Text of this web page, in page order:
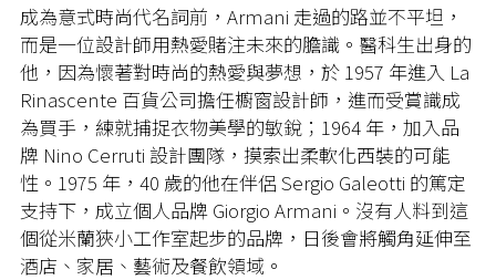
成為意式時尚代名詞前，Armani 走過的路並不平坦，
而是一位設計師用熱愛賭注未來的膽識。醫科生出身的
他，因為懷著對時尚的熱愛與夢想，於 1957 年進入 La
Rinascente 百貨公司擔任櫥窗設計師，進而受賞識成
為買手，練就捕捉衣物美學的敏銳；1964 年，加入品
牌 Nino Cerruti 設計團隊，摸索出柔軟化西裝的可能
性。1975 年，40 歲的他在伴侶 Sergio Galeotti 的篤定
支持下，成立個人品牌 Giorgio Armani。沒有人料到這
個從米蘭狹小工作室起步的品牌，日後會將觸角延伸至
酒店、家居、藝術及餐飲領域。